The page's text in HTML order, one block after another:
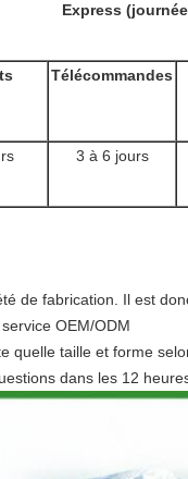
Express
Télécommandes
3 à 6 jours
de fabrication. Il est
OEM/ODM
quelle taille et forme
dans les 12